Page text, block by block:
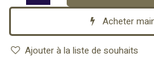
Acheter
Ajouter à la liste de souhaits